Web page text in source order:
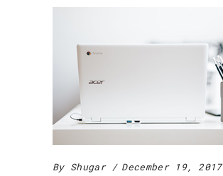
By Shugar
December 19, 2017